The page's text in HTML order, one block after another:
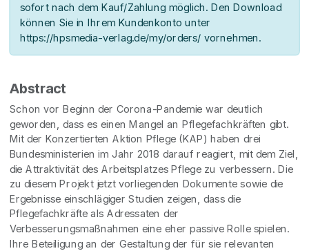
sofort nach dem Kauf/Zahlung möglich. Den Download
können Sie in Ihrem Kundenkonto unter
https://hpsmedia-verlag.de/my/orders/ vornehmen.
Abstract
Schon vor Beginn der Corona-Pandemie war deutlich
geworden, dass es einen Mangel an Pflegefachkräften gibt.
Mit der Konzertierten Aktion Pflege (KAP) haben drei
Bundesministerien im Jahr 2018 darauf reagiert, mit dem Ziel,
die Attraktivität des Arbeitsplatzes Pflege zu verbessern. Die
zu diesem Projekt jetzt vorliegenden Dokumente sowie die
Ergebnisse einschlägiger Studien zeigen, dass die
Pflegefachkräfte als Adressaten der
Verbesserungsmaßnahmen eine eher passive Rolle spielen.
Ihre Beteiligung an der Gestaltung der für sie relevanten